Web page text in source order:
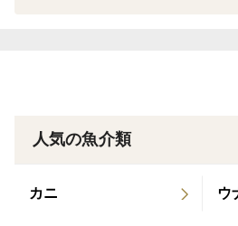
人気の魚介類
カニ ウ